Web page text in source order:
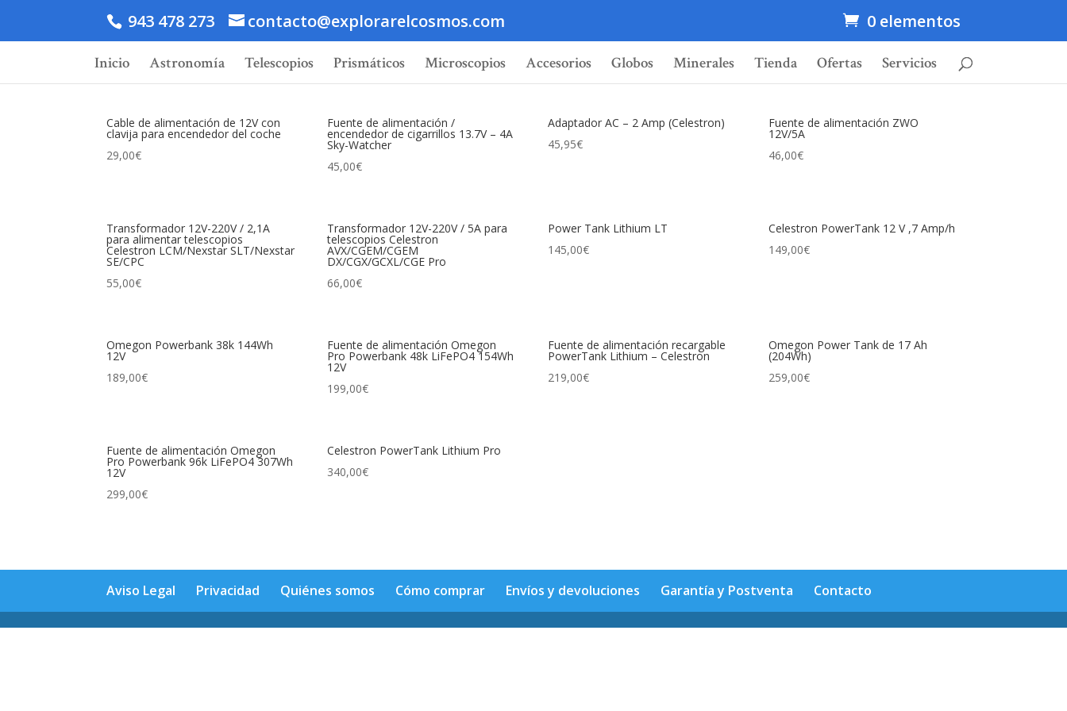
943 478 273 contacto@explorarelcosmos.com 0 elementos
Inicio Astronomía Telescopios Prismáticos Microscopios Accesorios Globos Minerales Tienda Ofertas Servicios
Cable de alimentación de 12V con
clavija para encendedor del coche
29,00€
Fuente de alimentación /
encendedor de cigarrillos 13.7V – 4A
Sky-Watcher
45,00€
Adaptador AC – 2 Amp (Celestron)
45,95€
Fuente de alimentación ZWO
12V/5A
46,00€
Transformador 12V-220V / 2,1A
para alimentar telescopios
Celestron LCM/Nexstar SLT/Nexstar
SE/CPC
55,00€
Transformador 12V-220V / 5A para
telescopios Celestron
AVX/CGEM/CGEM
DX/CGX/GCXL/CGE Pro
66,00€
Power Tank Lithium LT
145,00€
Celestron PowerTank 12 V ,7 Amp/h
149,00€
Omegon Powerbank 38k 144Wh
12V
189,00€
Fuente de alimentación Omegon
Pro Powerbank 48k LiFePO4 154Wh
12V
199,00€
Fuente de alimentación recargable
PowerTank Lithium – Celestron
219,00€
Omegon Power Tank de 17 Ah
(204Wh)
259,00€
Fuente de alimentación Omegon
Pro Powerbank 96k LiFePO4 307Wh
12V
299,00€
Celestron PowerTank Lithium Pro
340,00€
Aviso Legal Privacidad Quiénes somos Cómo comprar Envíos y devoluciones Garantía y Postventa Contacto